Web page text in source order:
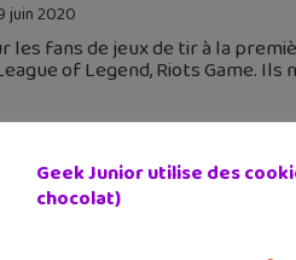
juin 2020
les fans de jeux de tir à la
of Legend, Riots Game.
Geek Junior utilise des
chocolat)